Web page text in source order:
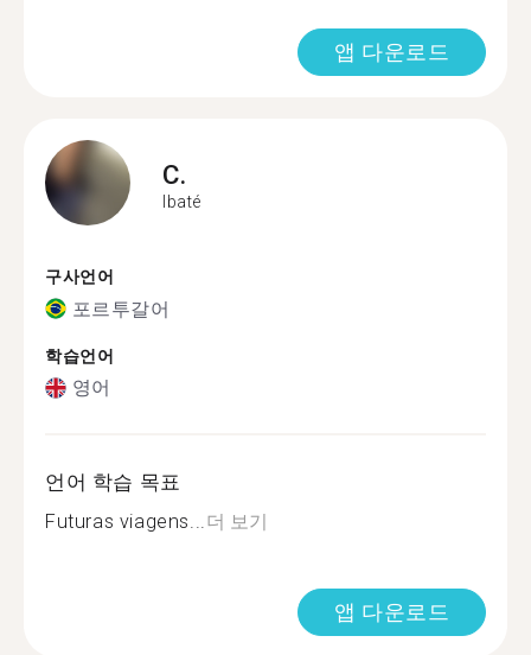
앱 다운로드
C.
Ibaté
구사언어
포르투갈어
학습언어
영어
언어 학습 목표
Futuras viagens...더 보기
앱 다운로드